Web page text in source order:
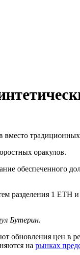
вместо
оракулов.
обеспеченного
разделения 1
Бутерин.
цен в
на рынках